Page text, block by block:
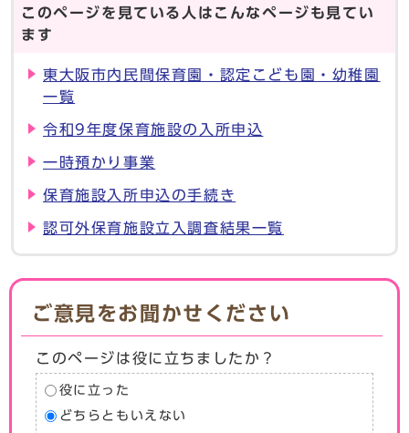
このページを見ている人はこんなページも見てい
ます
東大阪市内民間保育園・認定こども園・幼稚園
一覧
令和9年度保育施設の入所申込
一時預かり事業
保育施設入所申込の手続き
認可外保育施設立入調査結果一覧
ご意見をお聞かせください
このページは役に立ちましたか？
役に立った
どちらともいえない